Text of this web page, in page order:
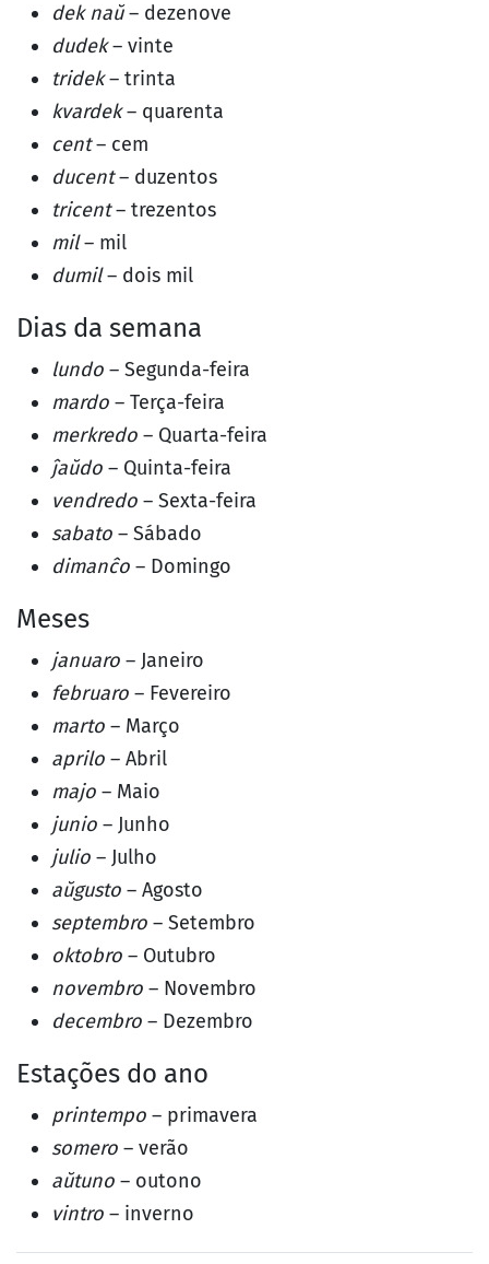
dek naŭ– dezenove
dudek– vinte
tridek– trinta
kvardek– quarenta
cent– cem
ducent– duzentos
tricent– trezentos
mil– mil
dumil– dois mil
Dias da semana
lundo – Segunda-feira
mardo – Terça-feira
merkredo – Quarta-feira
ĵaŭdo – Quinta-feira
vendredo – Sexta-feira
sabato – Sábado
dimanĉo – Domingo
Meses
januaro – Janeiro
februaro – Fevereiro
marto – Março
aprilo – Abril
majo – Maio
junio – Junho
julio – Julho
aŭgusto – Agosto
septembro – Setembro
oktobro – Outubro
novembro – Novembro
decembro – Dezembro
Estações do ano
printempo – primavera
somero – verão
aŭtuno – outono
vintro – inverno